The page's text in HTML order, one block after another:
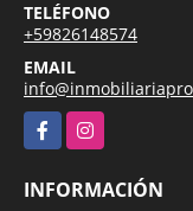
TELÉFONO
+59826148574
EMAIL
FacebookInstagram
INFORMACIÓN